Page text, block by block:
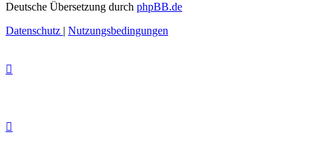
Deutsche Übersetzung durch phpBB.de
Datenschutz | Nutzungsbedingungen